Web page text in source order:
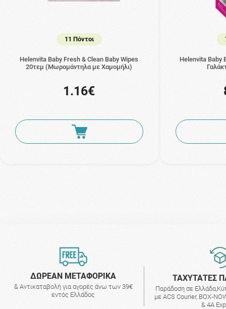
11 Πόντοι
Helenvita Baby Fresh & Clean Baby Wipes
20τεμ (Μωρομάντηλα με Χαμομήλι)
1.16€
Helenvita Baby
ΔΩΡΕΑΝ ΜΕΤΑΦΟΡΙΚΑ
& Αντικαταβολή για αγορές άνω των 39€
εντός Ελλάδος
ΤΑΧΥΤΑΤΕΣ
Παράδοση σε
με ACS Courier, BOX-
& 4A